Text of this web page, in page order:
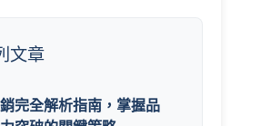
文章
完全解析指南，掌握品